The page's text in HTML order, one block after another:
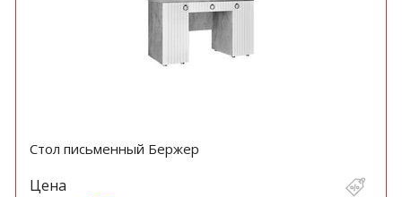
Стол письменный Бержер
Цена